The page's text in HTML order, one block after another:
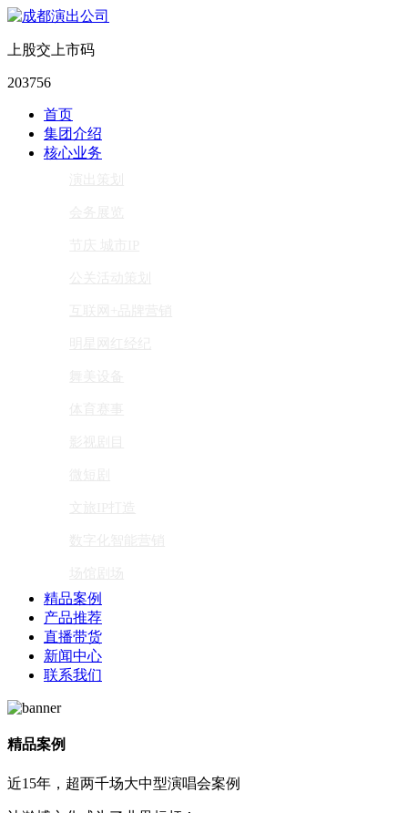
上股交上市码
203756
首页
集团介绍
核心业务
精品案例
产品推荐
直播带货
新闻中心
联系我们
精品案例
近15年，超两千场大中型演唱会案例